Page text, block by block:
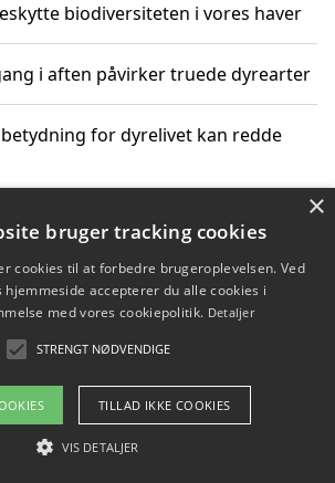
biodiversiteten i vores haver
i aften påvirker truede dyrearter
for dyrelivet kan redde
til unge voksne støtte bevarelsen
2026 - Pilanto Aps
Blog Betingelser
×
bruger tracking cookies
cookies til at forbedre brugeroplevelsen. Ved
hjemmeside accepterer du alle cookies i
med vores cookiepolitik. Detaljer
STRENGT NØDVENDIGE
TILLAD IKKE COOKIES
VIS DETALJER